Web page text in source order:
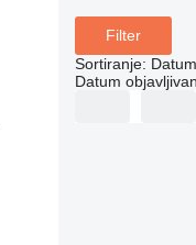
Filter
Sortiranje:
Datum